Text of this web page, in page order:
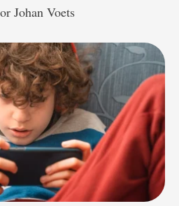
Johan Voets